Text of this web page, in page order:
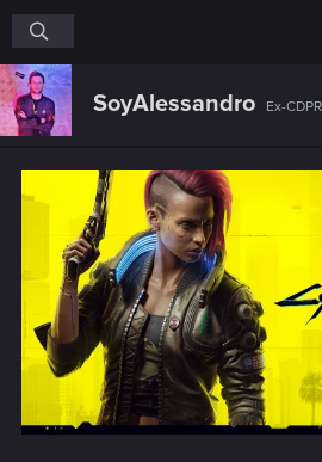
SoyAlessandro Ex-CDPR